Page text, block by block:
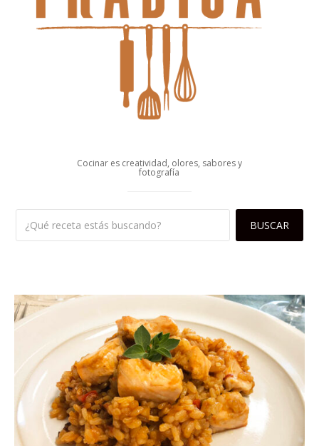
Cocinar es creatividad, olores, sabores y
fotografía